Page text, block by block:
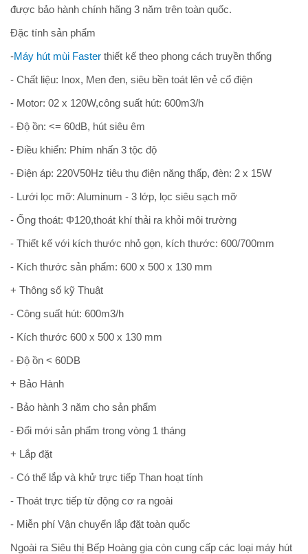
được bảo hành chính hãng 3 năm trên toàn quốc.
Đặc tính sản phẩm
-Máy hút mùi Faster thiết kế theo phong cách truyền thống
- Chất liệu: Inox, Men đen, siêu bền toát lên vẻ cổ điện
- Motor: 02 x 120W,công suất hút: 600m3/h
- Độ ồn: <= 60dB, hút siêu êm
- Điều khiển: Phím nhấn 3 tộc độ
- Điện áp: 220V50Hz tiêu thụ điện năng thấp, đèn: 2 x 15W
- Lưới lọc mỡ: Aluminum - 3 lớp, lọc siêu sạch mỡ
- Ống thoát: Φ120,thoát khí thải ra khỏi môi trường
- Thiết kế với kích thước nhỏ gọn, kích thước: 600/700mm
- Kích thước sản phẩm: 600 x 500 x 130 mm
+ Thông số kỹ Thuật
- Công suất hút: 600m3/h
- Kích thước 600 x 500 x 130 mm
- Độ ồn < 60DB
+ Bảo Hành
- Bảo hành 3 năm cho sản phẩm
- Đổi mới sản phẩm trong vòng 1 tháng
+ Lắp đặt
- Có thể lắp và khử trực tiếp Than hoạt tính
- Thoát trực tiếp từ động cơ ra ngoài
- Miễn phí Vận chuyển lắp đặt toàn quốc
Ngoài ra Siêu thị Bếp Hoàng gia còn cung cấp các loại máy hút